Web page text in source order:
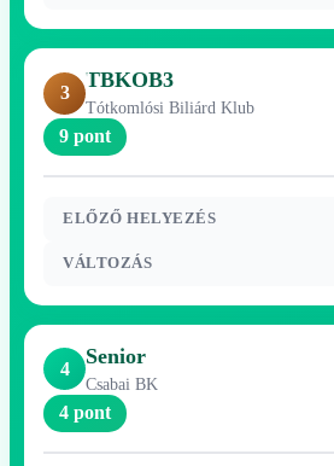
3
TBKOB3
Tótkomlósi Biliárd Klub
9 pont
ELŐZŐ HELYEZÉS
VÁLTOZÁS
4
Senior
Csabai BK
4 pont